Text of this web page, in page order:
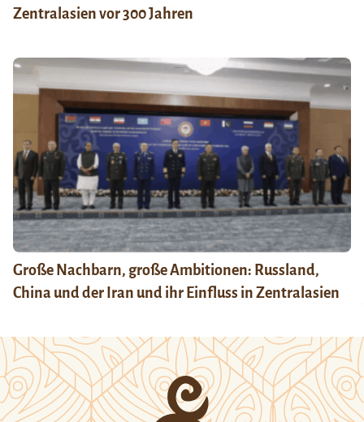
Zentralasien vor 300 Jahren
Große Nachbarn, große Ambitionen: Russland,
China und der Iran und ihr Einfluss in Zentralasien